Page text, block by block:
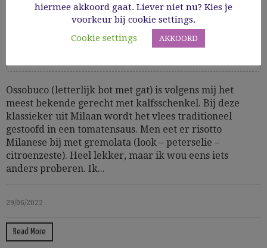
GV hoofdgerechten Hoofdgerechten
Ossobuco (letterlijk bot met gat) is volgens mij het
meest bekende gerecht met kalfsschenkel. Bij deze
klassieker uit Milaan wordt het vlees traditioneel
gestoofd in een tomatensaus. Men eet er risotto
Milanese bij met gremolata (look – peterselie –
citroenzeste). Heel lekker, maar ik wou eens iets
anders proberen. Ik...
29/06/2022
Read More
hiermee akkoord gaat. Liever niet nu? Kies je
voorkeur bij cookie settings.
Cookie settings
AKKOORD